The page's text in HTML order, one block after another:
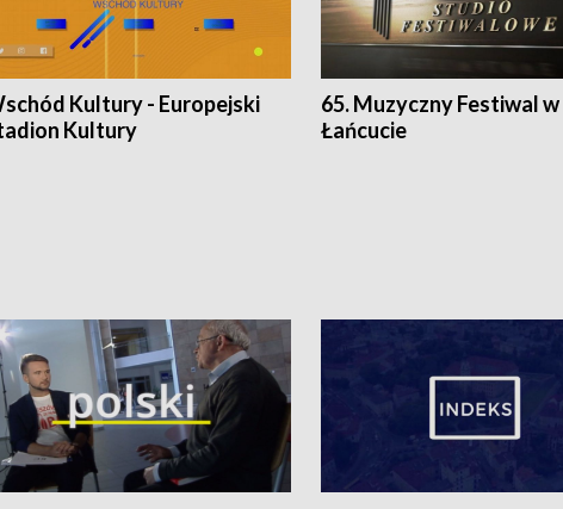
Kultury - Europejski
Kultury
65. Muzyczny Festiwal w
Łańcucie